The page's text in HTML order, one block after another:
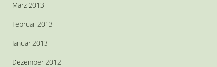
März 2013
Februar 2013
Januar 2013
Dezember 2012